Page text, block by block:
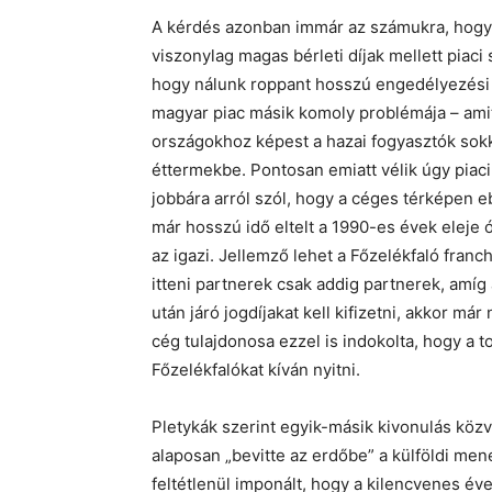
A kérdés azonban immár az számukra,
viszonylag magas bérleti díjak mellett
hogy nálunk roppant hosszú
magyar piac másik komoly problémája –
országokhoz képest a hazai fogyasztók
éttermekbe. Pontosan emiatt vélik úgy
jobbára arról szól, hogy a céges térképen
már hosszú idő eltelt a 1990-es évek eleje
az igazi. Jellemző lehet a Főzelékfaló
itteni partnerek csak addig partnerek,
után járó jogdíjakat kell kifizetni, akkor
cég tulajdonosa ezzel is indokolta, hogy a
Főzelékfalókat kíván nyitni.
Pletykák szerint egyik-másik kivonulás
alaposan „bevitte az erdőbe” a külföldi
feltétlenül imponált, hogy a kilencvenes